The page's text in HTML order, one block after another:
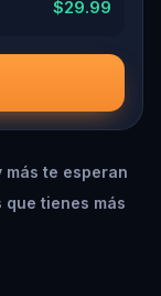
$29.99
más te esperan
tienes más